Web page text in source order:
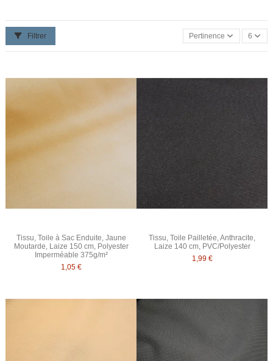
Filtrer Pertinence 6
Tissu, Toile à Sac Enduite, Jaune
Moutarde, Laize 150 cm, Polyester
Imperméable 375g/m²
1,05 €
Tissu, Toile Pailletée, Anthracite,
Laize 140 cm, PVC/Polyester
1,99 €